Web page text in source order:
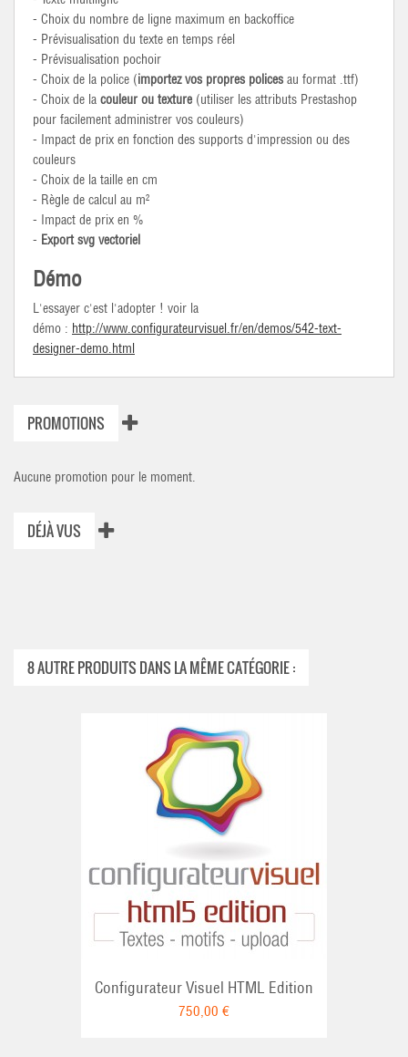
- Choix du nombre de ligne maximum en backoffice
- Prévisualisation du texte en temps réel
- Prévisualisation pochoir
- Choix de la police (importez vos propres polices au format .ttf)
- Choix de la couleur ou texture (utiliser les attributs Prestashop
pour facilement administrer vos couleurs)
- Impact de prix en fonction des supports d'impression ou des
couleurs
- Choix de la taille en cm
- Règle de calcul au m²
- Impact de prix en %
- Export svg vectoriel
Démo
L'essayer c'est l'adopter ! voir la
démo : http://www.configurateurvisuel.fr/en/demos/542-text-
designer-demo.html
PROMOTIONS
Aucune promotion pour le moment.
DÉJÀ VUS
8 AUTRE PRODUITS DANS LA MÊME CATÉGORIE :
Configurateur Visuel HTML Edition
750,00 €